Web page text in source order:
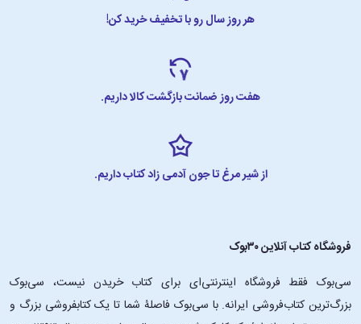
هر روز سال رو با تخفیف خرید کن!
هفت روز ضمانت بازگشت کالا داریم.
از شیر مرغ تا جون آدمی زاد کتاب داریم.
فروشگاه کتاب آنلاین ۳۰بوک
سی‌بوک فقط فروشگاه اینترنتی‌ای برای کتاب خریدن نیست، سی‌بوک
بزرگ‌ترین کتاب‌فروشی ایرانه. با سی‌بوک فاصلۀ شما تا یک کتابفروشی بزرگ و